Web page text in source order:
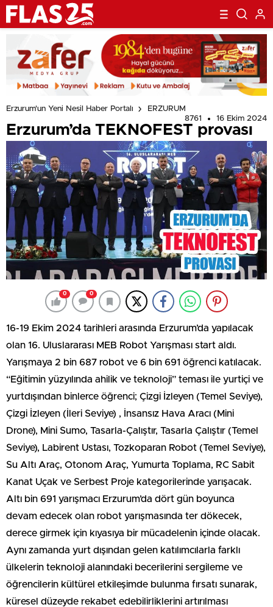
Erzurum'un Yeni Nesil Haber Portalı
ERZURUM
8761
16 Ekim 2024
Erzurum’da TEKNOFEST provası
0 0
16-19 Ekim 2024 tarihleri arasında Erzurum’da yapılacak
olan 16. Uluslararası MEB Robot Yarışması start aldı.
Yarışmaya 2 bin 687 robot ve 6 bin 691 öğrenci katılacak.
“Eğitimin yüzyılında ahilik ve teknoloji” teması ile yurtiçi ve
yurtdışından binlerce öğrenci; Çizgi İzleyen (Temel Seviye),
Çizgi İzleyen (İleri Seviye) , İnsansız Hava Aracı (Mini
Drone), Mini Sumo, Tasarla-Çalıştır, Tasarla Çalıştır (Temel
Seviye), Labirent Ustası, Tozkoparan Robot (Temel Seviye),
Su Altı Araç, Otonom Araç, Yumurta Toplama, RC Sabit
Kanat Uçak ve Serbest Proje kategorilerinde yarışacak.
Altı bin 691 yarışmacı Erzurum’da dört gün boyunca
devam edecek olan robot yarışmasında ter dökecek,
derece girmek için kıyasıya bir mücadelenin içinde olacak.
Aynı zamanda yurt dışından gelen katılımcılarla farklı
ülkelerin teknoloji alanındaki becerilerini sergileme ve
öğrencilerin kültürel etkileşimde bulunma fırsatı sunarak,
küresel düzeyde rekabet edebilirliklerini artırılması